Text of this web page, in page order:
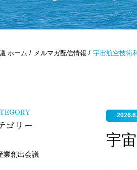
ホーム メルマガ配信情報 宇宙航空技術
ゴリー
業創出会議
宇